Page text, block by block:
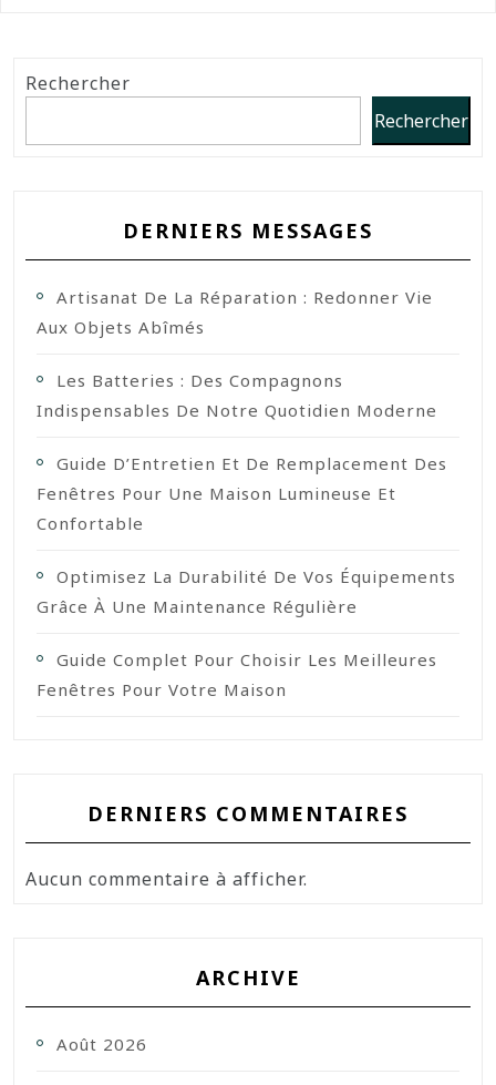
Rechercher
Rechercher
DERNIERS MESSAGES
Artisanat De La Réparation : Redonner Vie
Aux Objets Abîmés
Les Batteries : Des Compagnons
Indispensables De Notre Quotidien Moderne
Guide D’Entretien Et De Remplacement Des
Fenêtres Pour Une Maison Lumineuse Et
Confortable
Optimisez La Durabilité De Vos Équipements
Grâce À Une Maintenance Régulière
Guide Complet Pour Choisir Les Meilleures
Fenêtres Pour Votre Maison
DERNIERS COMMENTAIRES
Aucun commentaire à afficher.
ARCHIVE
Août 2026